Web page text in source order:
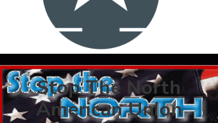
Stop The North
American Union